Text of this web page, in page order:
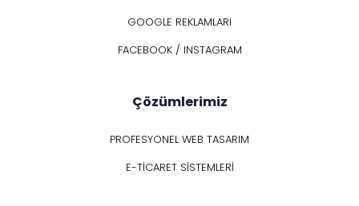
GOOGLE REKLAMLARI
FACEBOOK / INSTAGRAM
Çözümlerimiz
PROFESYONEL WEB TASARIM
E-TİCARET SİSTEMLERİ